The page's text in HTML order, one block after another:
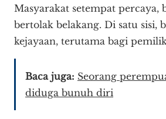
Masyarakat setempat
bertolak belakang. Di satu
kejayaan, terutama bagi
Baca juga: Seorang
diduga bunuh diri